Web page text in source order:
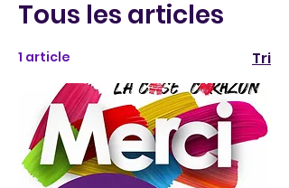
Tous les articles
1 article Tri